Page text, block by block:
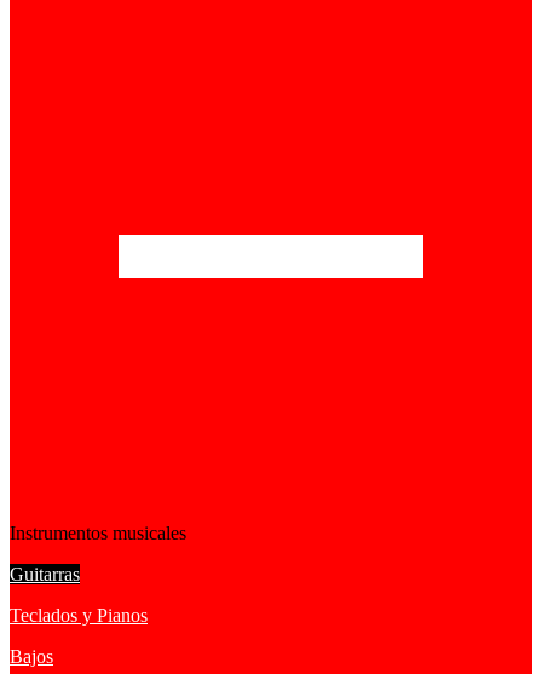
Instrumentos musicales
Guitarras
Teclados y Pianos
Bajos